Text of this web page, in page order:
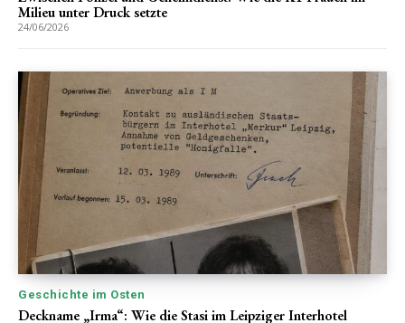
Milieu unter Druck setzte
24/06/2026
Geschichte im Osten
Deckname „Irma“: Wie die Stasi im Leipziger Interhotel